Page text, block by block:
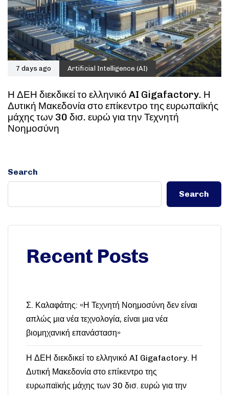
7 days ago Artificial Intelligence (AI)
Η ΔΕΗ διεκδικεί το ελληνικό AI Gigafactory. Η
Δυτική Μακεδονία στο επίκεντρο της ευρωπαϊκής
μάχης των 30 δισ. ευρώ για την Τεχνητή
Νοημοσύνη
Search
Search
Recent Posts
Σ. Καλαφάτης: «Η Τεχνητή Νοημοσύνη δεν είναι
απλώς μια νέα τεχνολογία, είναι μια νέα
βιομηχανική επανάσταση»
Η ΔΕΗ διεκδικεί το ελληνικό AI Gigafactory. Η
Δυτική Μακεδονία στο επίκεντρο της
ευρωπαϊκής μάχης των 30 δισ. ευρώ για την